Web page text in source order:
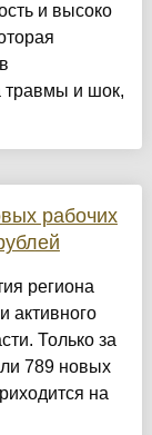
и высоко
травмы и шок,
рабочих
региона
активного
Только за
789 новых
на